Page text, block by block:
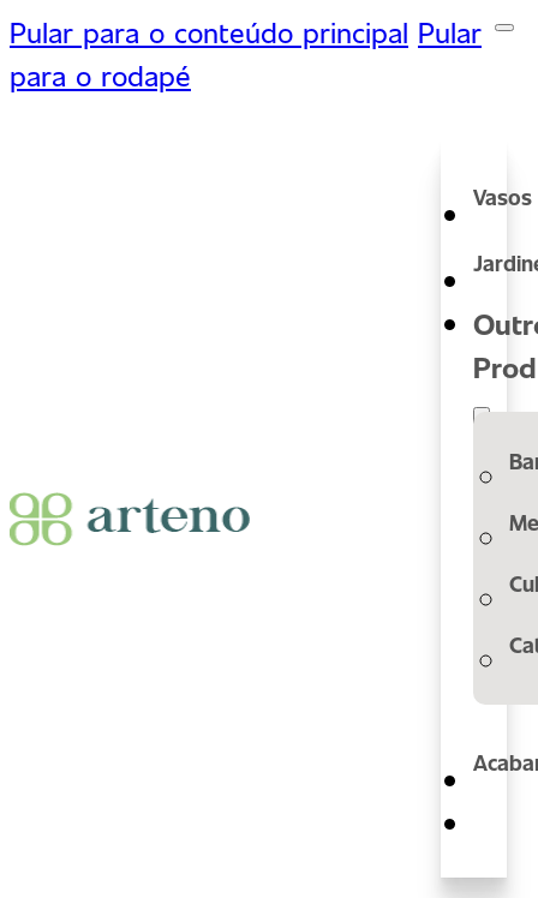
Pular para o conteúdo principal Pular
para o rodapé
Vasos